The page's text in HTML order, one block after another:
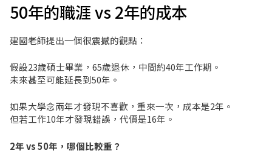
50年的職涯 vs 2年的成本
建國老師提出一個很震撼的觀點：
假設23歲碩士畢業，65歲退休，中間約40年工作期。
未來甚至可能延長到50年。
如果大學念兩年才發現不喜歡，重來一次，成本是2年。
但若工作10年才發現錯誤，代價是16年。
2年 vs 50年，哪個比較重？